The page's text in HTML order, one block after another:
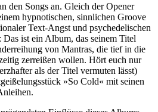
den Songs an. Gleich der Opener
hypnotischen, sinnlichen Groove
Text-Angst und psychedelischen
ist ein Album, das seinem Titel
von Mantras, die tief in die
zerreißen wollen. Hört euch nur
als der Titel vermuten lässt)
»So Cold« mit seinen